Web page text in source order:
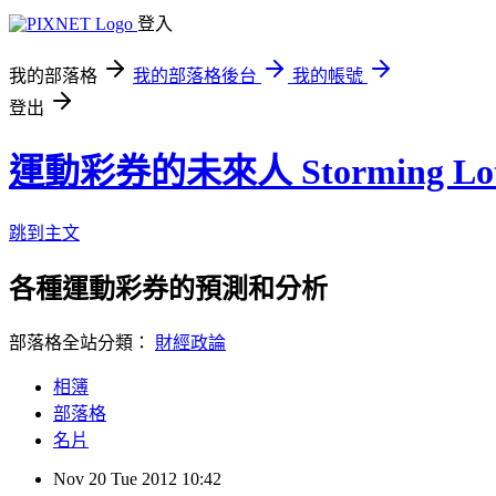
登入
我的部落格 我的部落格後台
我的帳號
登出
運動彩券的未來人 Storming
跳到主文
各種運動彩券的預測和分析
部落格全站分類： 財經政論
相簿
部落格
名片
Nov 20 Tue 2012 10:42